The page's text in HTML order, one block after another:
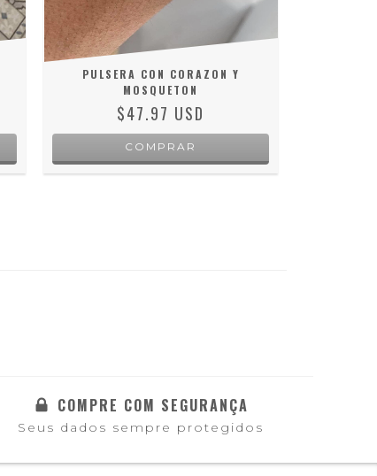
PULSERA CON CORAZON Y
MOSQUETON
$47.97 USD
COMPRE COM SEGURANÇA
Seus dados sempre protegidos